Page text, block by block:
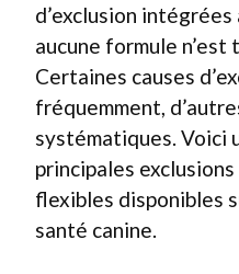
d’exclusion
aucune formule
Certaines causes
fréquemment,
systématiques. Voici
principales
flexibles disponibles
santé canine.